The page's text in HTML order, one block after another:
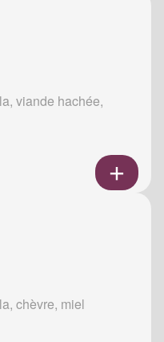
viande hachée,
chèvre, miel